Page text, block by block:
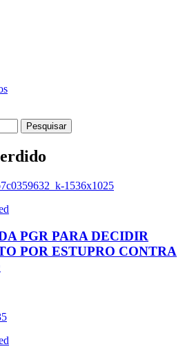
PGR PARA DECIDIR
POR ESTUPRO CONTRA